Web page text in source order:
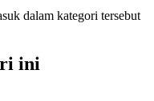
dalam kategori tersebut
ini